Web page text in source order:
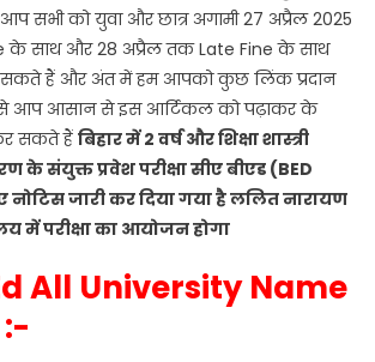
सभी को युवा और छात्र अगामी 27 अप्रैल 2025
के साथ और 28 अप्रैल तक Late Fine के साथ
सकते हैं और अंत में हम आपको कुछ लिंक प्रदान
आप आसान से इस आर्टिकल को पढ़ाकर के
सकते हैंबिहार में 2 वर्ष और शिक्षा शास्त्री
के संयुक्त प्रवेश परीक्षा सीए बीएड (BED
नोटिस जारी कर दिया गया है ललित नारायण
में परीक्षा का आयोजन होगा
All University Name